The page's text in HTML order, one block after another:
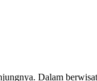
Dalam